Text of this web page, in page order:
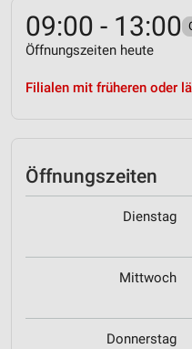
09:00 - 13:00
Öffnungszeiten heute
Filialen mit früheren oder
Öffnungszeiten
Dienstag
Mittwoch
Donnerstag